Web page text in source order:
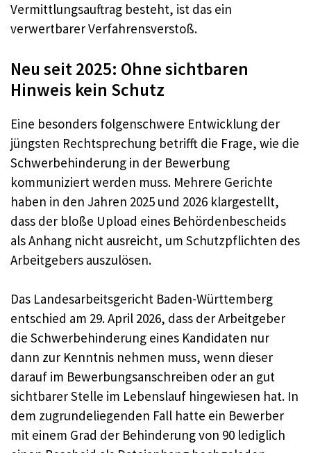
Vermittlungsauftrag besteht, ist das ein
verwertbarer Verfahrensverstoß.
Neu seit 2025: Ohne sichtbaren
Hinweis kein Schutz
Eine besonders folgenschwere Entwicklung der
jüngsten Rechtsprechung betrifft die Frage, wie die
Schwerbehinderung in der Bewerbung
kommuniziert werden muss. Mehrere Gerichte
haben in den Jahren 2025 und 2026 klargestellt,
dass der bloße Upload eines Behördenbescheids
als Anhang nicht ausreicht, um Schutzpflichten des
Arbeitgebers auszulösen.
Das Landesarbeitsgericht Baden-Württemberg
entschied am 29. April 2026, dass der Arbeitgeber
die Schwerbehinderung eines Kandidaten nur
dann zur Kenntnis nehmen muss, wenn dieser
darauf im Bewerbungsanschreiben oder an gut
sichtbarer Stelle im Lebenslauf hingewiesen hat. In
dem zugrundeliegenden Fall hatte ein Bewerber
mit einem Grad der Behinderung von 90 lediglich